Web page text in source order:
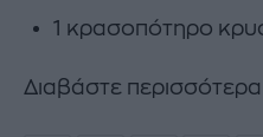
1 κρασοπότηρο
Διαβάστε